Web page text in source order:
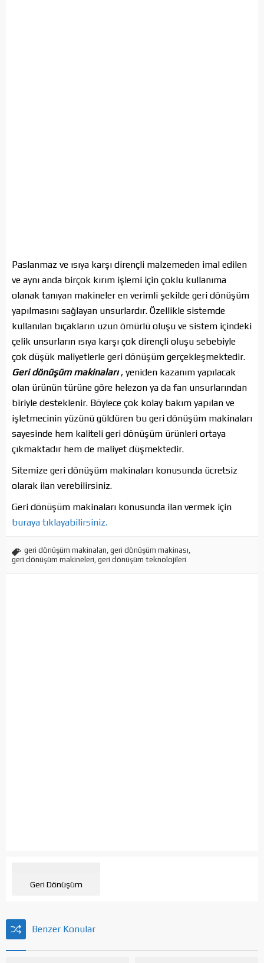
Paslanmaz ve ısıya karşı dirençli malzemeden imal edilen
ve aynı anda birçok kırım işlemi için çoklu kullanıma
olanak tanıyan makineler en verimli şekilde geri dönüşüm
yapılmasını sağlayan unsurlardır. Özellikle sistemde
kullanılan bıçakların uzun ömürlü oluşu ve sistem içindeki
çelik unsurların ısıya karşı çok dirençli oluşu sebebiyle
çok düşük maliyetlerle geri dönüşüm gerçekleşmektedir.
Geri dönüşüm makinaları, yeniden kazanım yapılacak
olan ürünün türüne göre helezon ya da fan unsurlarından
biriyle desteklenir. Böylece çok kolay bakım yapılan ve
işletmecinin yüzünü güldüren bu geri dönüşüm makinaları
sayesinde hem kaliteli geri dönüşüm ürünleri ortaya
çıkmaktadır hem de maliyet düşmektedir.
Sitemize geri dönüşüm makinaları konusunda ücretsiz
olarak ilan verebilirsiniz.
Geri dönüşüm makinaları konusunda ilan vermek için
buraya tıklayabilirsiniz.
geri dönüşüm makinaları, geri dönüşüm makinası,
geri dönüşüm makineleri, geri dönüşüm teknolojileri
Geri Dönüşüm
Benzer Konular